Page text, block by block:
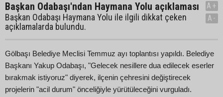
Başkan Odabaşı'ndan Haymana Yolu açıklaması
Başkan Odabaşı Haymana Yolu ile ilgili dikkat çeken
açıklamalarda bulundu.
A+
A-
Gölbaşı Belediye Meclisi Temmuz ayı toplantısı yapıldı. Belediye
Başkanı Yakup Odabaşı, "Gelecek nesillere dua edilecek eserler
bırakmak istiyoruz" diyerek, ilçenin çehresini değiştirecek
projelerin "acil durum" önceliğiyle yürütüleceğini vurguladı.